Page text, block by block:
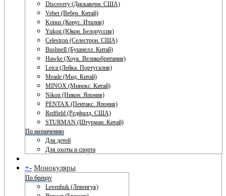
Discovery (Дискавери. США)
Veber (Вебер. Китай)
Konus (Конус. Италия)
Yukon (Юкон. Белоруссия)
Celestron (Селестрон. США)
Bushnell (Бушнелл. Китай)
Hawke (Хоук. Великобритания)
Leica (Лейка. Португалия)
Meade (Мид. Китай)
MINOX (Минокс. Китай)
Nikon (Никон. Япония)
PENTAX (Пентакс. Япония)
Redfield (Редфилд. США)
STURMAN (Штурман. Китай)
По назначению
Для детей
Для охоты и спорта
+- Монокуляры
По бренду
Levenhuk (Левенгук)